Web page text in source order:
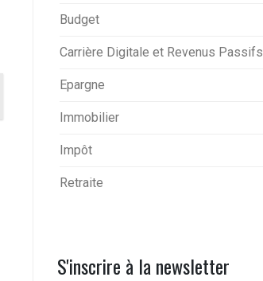
Budget
Carrière Digitale et Revenus Passifs
Epargne
Immobilier
Impôt
Retraite
S'inscrire à la newsletter